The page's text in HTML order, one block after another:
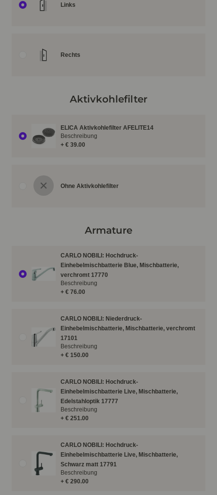
Links
Rechts
Aktivkohlefilter
ELICA Aktivkohlefilter AFELITE14
+ € 39.00
Beschreibung
Ohne Aktivkohlefilter
Armature
CARLO NOBILI: Hochdruck-
Einhebelmischbatterie Blue, Mischbatterie,
verchromt 17770
+ € 76.00
Beschreibung
CARLO NOBILI: Niederdruck-
Einhebelmischbatterie, Mischbatterie, verchromt
17101
+ € 150.00
Beschreibung
CARLO NOBILI: Hochdruck-
Einhebelmischbatterie Live, Mischbatterie,
Edelstahloptik 17777
+ € 251.00
Beschreibung
CARLO NOBILI: Hochdruck-
Einhebelmischbatterie Live, Mischbatterie,
Schwarz matt 17791
+ € 290.00
Beschreibung